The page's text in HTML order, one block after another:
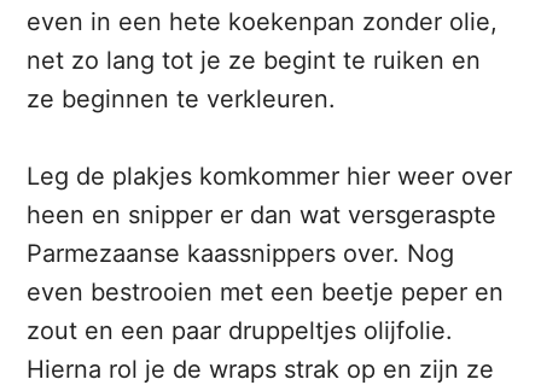
even in een hete koekenpan zonder olie,
net zo lang tot je ze begint te ruiken en
ze beginnen te verkleuren.
Leg de plakjes komkommer hier weer over
heen en snipper er dan wat versgeraspte
Parmezaanse kaassnippers over. Nog
even bestrooien met een beetje peper en
zout en een paar druppeltjes olijfolie.
Hierna rol je de wraps strak op en zijn ze